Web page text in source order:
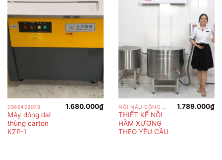
0966408078
Máy đóng đai
thùng carton
KZP-1
1.680.000₫
THIẾT KẾ NỒI
HẦM XƯƠNG
THEO YÊU CẦU
1.789.000₫